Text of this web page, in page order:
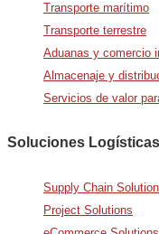
Transporte marítimo
Transporte terrestre
Aduanas y comercio
Almacenaje y
Servicios de valor
Soluciones Logísticas
Supply Chain
Project Solutions